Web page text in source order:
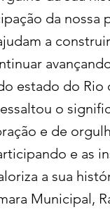
da nossa
a
estado do
o
e de
e as
a sua
Municipal,